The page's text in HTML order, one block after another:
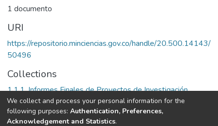
1 documento
URI
https://repositorio.minciencias.gov.co/handle/20.500.14143/
50496
Collections
1.1.1. Informes Finales de Proyectos de Investigación
Full item page
We collect and process your personal information for the
following purposes: Authentication, Preferences,
Acknowledgement and Statistics.